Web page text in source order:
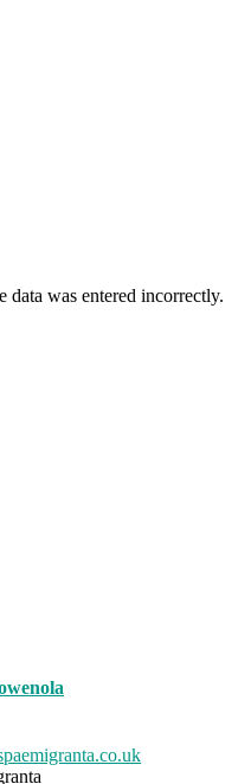
data was entered incorrectly.